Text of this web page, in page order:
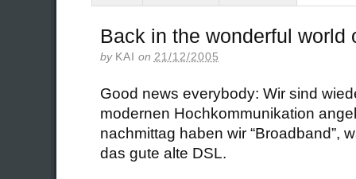
Back in the wonderful world
by KAI on 21/12/2005
Good news everybody: Wir sind
modernen Hochkommunikation
nachmittag haben wir “Broadband”,
das gute alte DSL.